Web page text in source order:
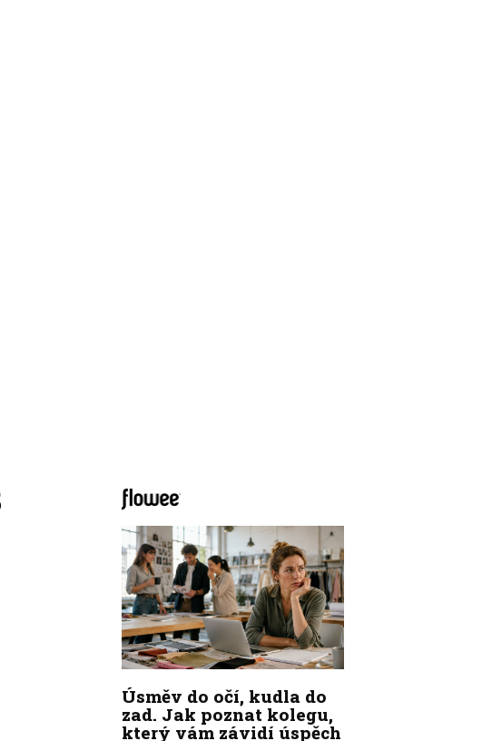
Úsměv do očí, kudla do
zad. Jak poznat kolegu,
který vám závidí úspěch